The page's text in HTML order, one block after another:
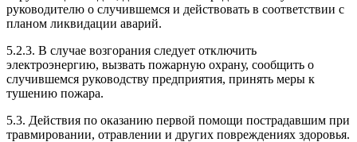
руководителю о случившемся и действовать в соответствии с
планом ликвидации аварий.
5.2.3. В случае возгорания следует отключить
электроэнергию, вызвать пожарную охрану, сообщить о
случившемся руководству предприятия, принять меры к
тушению пожара.
5.3. Действия по оказанию первой помощи пострадавшим при
травмировании, отравлении и других повреждениях здоровья.